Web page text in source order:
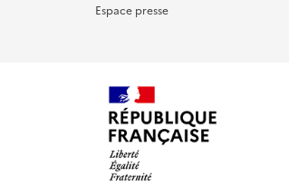
Espace presse